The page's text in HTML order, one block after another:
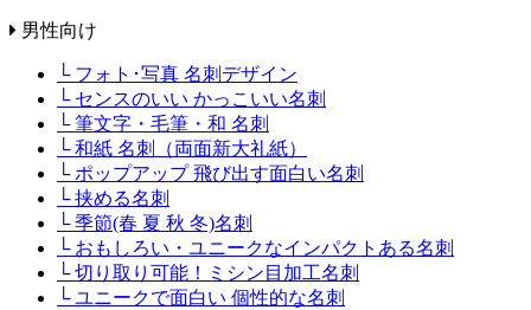
男性向け
└ フォト･写真 名刺デザイン
└ センスのいい かっこいい名刺
└ 筆文字・毛筆・和 名刺
└ 和紙 名刺（両面新大礼紙）
└ ポップアップ 飛び出す面白い名刺
└ 挟める名刺
└ 季節(春 夏 秋 冬)名刺
└ おもしろい・ユニークなインパクトある名刺
└ 切り取り可能！ミシン目加工名刺
└ ユニークで面白い 個性的な名刺